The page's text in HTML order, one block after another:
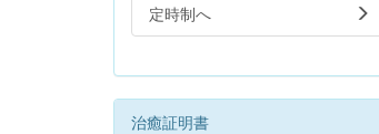
定時制へ
治癒証明書